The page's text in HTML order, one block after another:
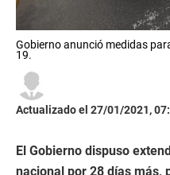
Gobierno anunció medidas
19.
Actualizado el 27/01/2021,
El Gobierno dispuso
nacional por 28 días más,